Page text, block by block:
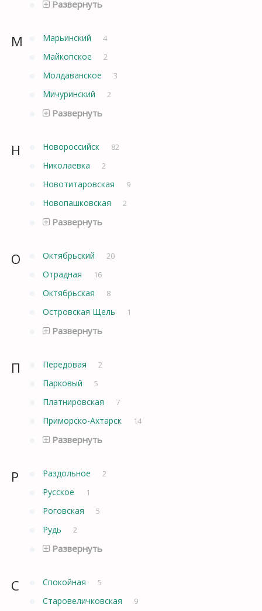
Развернуть
М Марьинский 4
Майкопское 2
Молдаванское 3
Мичуринский 2
Развернуть
Н Новороссийск 82
Николаевка 2
Новотитаровская 9
Новопашковская 2
Развернуть
О Октябрьский 20
Отрадная 16
Октябрьская 8
Островская Щель 1
Развернуть
П Передовая 2
Парковый 5
Платнировская 7
Приморско-Ахтарск 14
Развернуть
Р Раздольное 2
Русское 1
Роговская 5
Рудь 2
Развернуть
С Спокойная 5
Старовеличковская 9